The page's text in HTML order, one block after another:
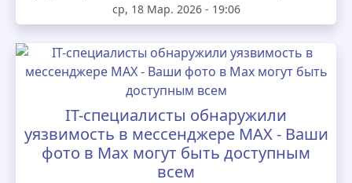
ср, 18 Мар. 2026 - 19:06
IT-специалисты обнаружили
уязвимость в мессенджере MAX - Ваши
фото в Max могут быть доступным
всем